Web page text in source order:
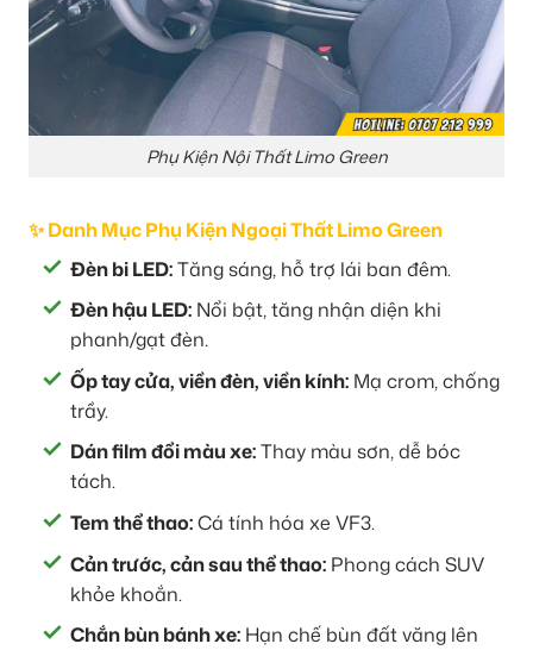
Phụ Kiện Nội Thất Limo Green
✨ Danh Mục Phụ Kiện Ngoại Thất Limo Green
Đèn bi LED:Tăng sáng, hỗ trợ lái ban đêm.
Đèn hậu LED: Nổi bật, tăng nhận diện khi
phanh/gạt đèn.
Ốp tay cửa, viền đèn, viền kính: Mạ crom, chống
trầy.
Dán film đổi màu xe:Thay màu sơn, dễ bóc
tách.
Tem thể thao:Cá tính hóa xe VF3.
Cản trước, cản sau thể thao: Phong cách SUV
khỏe khoắn.
Chắn bùn bánh xe: Hạn chế bùn đất văng lên